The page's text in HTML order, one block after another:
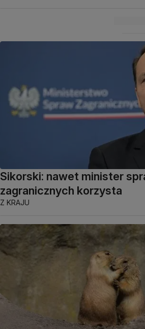
Sikorski: nawet minister
zagranicznych korzysta
Z KRAJU